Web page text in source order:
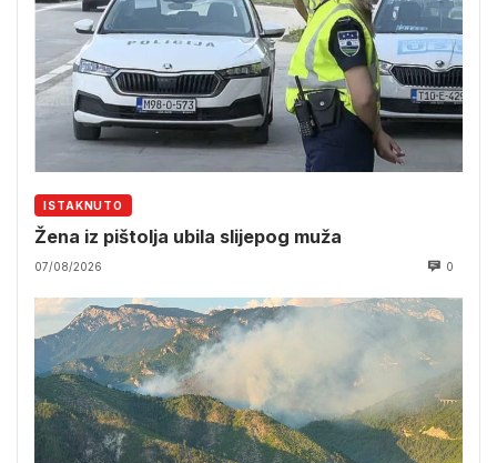
ISTAKNUTO
Žena iz pištolja ubila slijepog muža
07/08/2026 0